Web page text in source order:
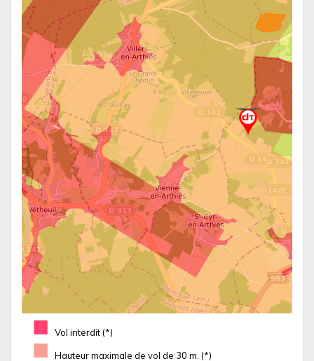
■ Vol interdit (*)
■ Hauteur maximale de vol de 30 m. (*)